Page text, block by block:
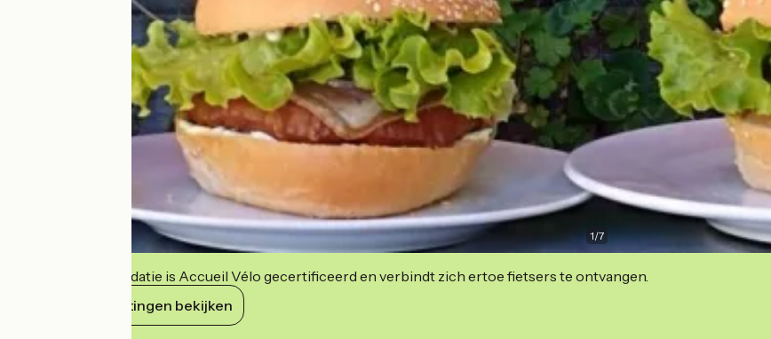
1/7
Deze accommodatie is Accueil Vélo gecertificeerd en verbindt zich ertoe fietsers te ontvangen.
Haar verplichtingen bekijken